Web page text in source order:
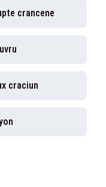
crancene
craciun